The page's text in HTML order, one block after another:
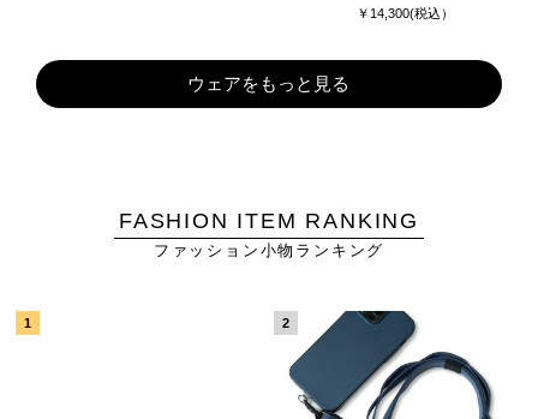
￥14,300(税込）
ウェアをもっと見る
FASHION ITEM RANKING
ファッション小物ランキング